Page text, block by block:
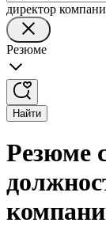
директор
Резюме
Найти
Резюме